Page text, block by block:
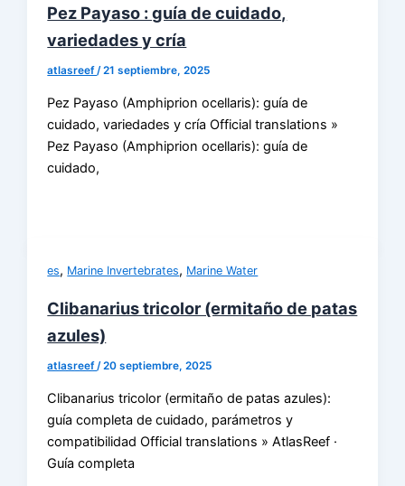
Pez Payaso : guía de cuidado,
variedades y cría
atlasreef/21 septiembre, 2025
Pez Payaso (Amphiprion ocellaris): guía de
cuidado, variedades y cría Official translations »
Pez Payaso (Amphiprion ocellaris): guía de
cuidado,
es, Marine Invertebrates, Marine Water
Clibanarius tricolor (ermitaño de patas
azules)
atlasreef/20 septiembre, 2025
Clibanarius tricolor (ermitaño de patas azules):
guía completa de cuidado, parámetros y
compatibilidad Official translations » AtlasReef ·
Guía completa